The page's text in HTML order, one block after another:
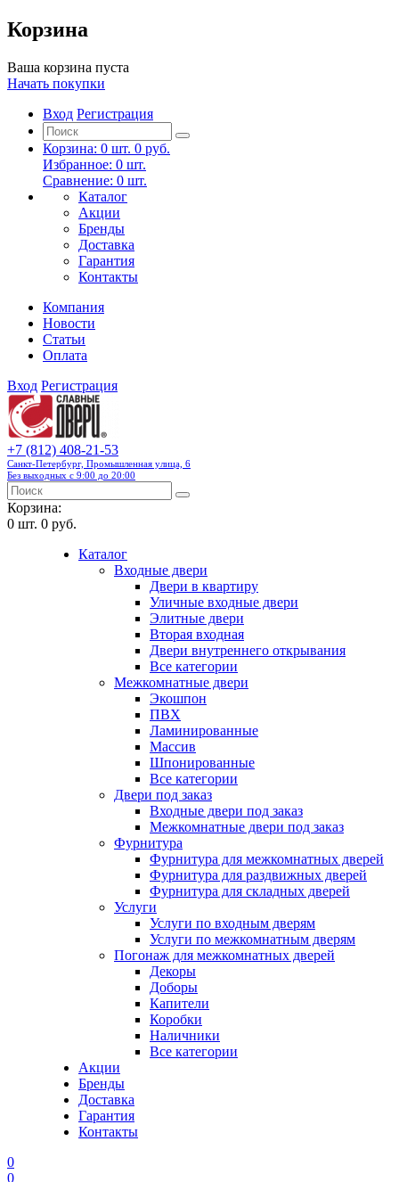
Корзина
Ваша корзина пуста
Начать покупки
Вход Регистрация
Корзина: 0 шт. 0 руб.
Избранное: 0 шт.
Сравнение: 0 шт.
Каталог
Акции
Бренды
Доставка
Гарантия
Контакты
Компания
Новости
Статьи
Оплата
Вход Регистрация
+7 (812) 408-21-53
Санкт-Петербург, Промышленная улица, 6
Без выходных с 9:00 до 20:00
Корзина:
0 шт. 0 руб.
Каталог
Входные двери
Двери в квартиру
Уличные входные двери
Элитные двери
Вторая входная
Двери внутреннего открывания
Все категории
Межкомнатные двери
Экошпон
ПВХ
Ламинированные
Массив
Шпонированные
Все категории
Двери под заказ
Входные двери под заказ
Межкомнатные двери под заказ
Фурнитура
Фурнитура для межкомнатных дверей
Фурнитура для раздвижных дверей
Фурнитура для складных дверей
Услуги
Услуги по входным дверям
Услуги по межкомнатным дверям
Погонаж для межкомнатных дверей
Декоры
Доборы
Капители
Коробки
Наличники
Все категории
Акции
Бренды
Доставка
Гарантия
Контакты
0
0